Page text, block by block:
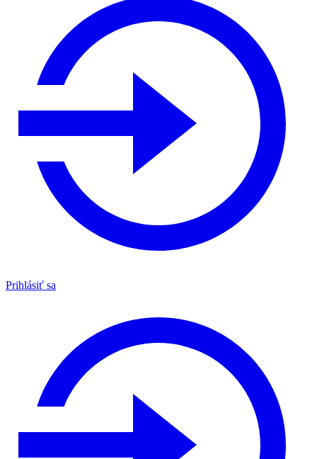
Prihlásiť sa